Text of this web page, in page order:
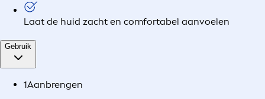
Laat de huid zacht en comfortabel aanvoelen
Gebruik
1Aanbrengen